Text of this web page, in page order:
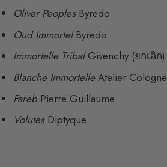
Oliver PeoplesByredo
Oud ImmortelByredo
Immortelle TribalGivenchy (ยกเลิก)
Blanche ImmortelleAtelier Cologne
Fareb Pierre Guillaume
VolutesDiptyque